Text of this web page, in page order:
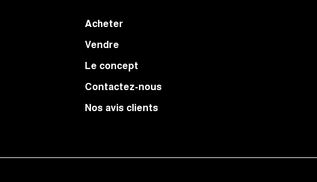
Acheter
Vendre
Le concept
Contactez-nous
Nos avis clients